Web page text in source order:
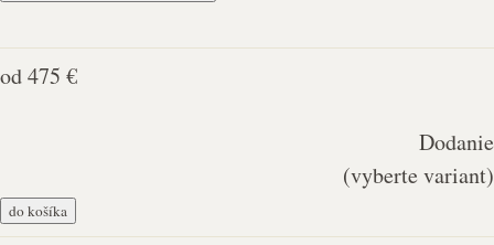
od475 €
Dodanie
(vyberte variant)
do košíka